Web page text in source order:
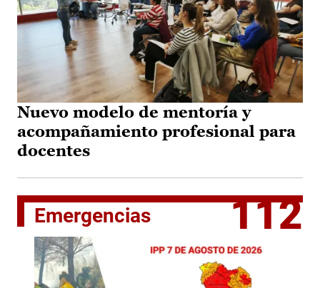
Nuevo modelo de mentoría y
acompañamiento profesional para
docentes
Emergencias 112